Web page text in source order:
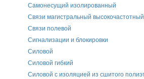
Самонесущий изолированный
Связи магистральный высокочастотный
Связи полевой
Сигнализации и блокировки
Силовой
Силовой гибкий
Силовой с изоляцией из сшитого